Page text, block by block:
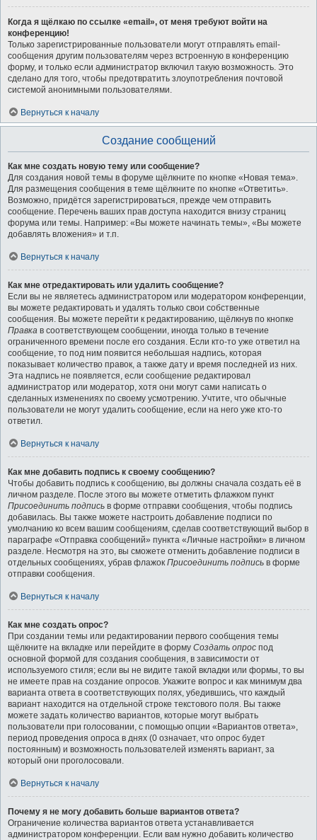
Когда я щёлкаю по ссылке «email», от меня требуют войти на
конференцию!
Только зарегистрированные пользователи могут отправлять email-
сообщения другим пользователям через встроенную в конференцию
форму, и только если администратор включил такую возможность. Это
сделано для того, чтобы предотвратить злоупотребления почтовой
системой анонимными пользователями.
Вернуться к началу
Создание сообщений
Как мне создать новую тему или сообщение?
Для создания новой темы в форуме щёлкните по кнопке «Новая тема».
Для размещения сообщения в теме щёлкните по кнопке «Ответить».
Возможно, придётся зарегистрироваться, прежде чем отправить
сообщение. Перечень ваших прав доступа находится внизу страниц
форума или темы. Например: «Вы можете начинать темы», «Вы можете
добавлять вложения» и т.п.
Вернуться к началу
Как мне отредактировать или удалить сообщение?
Если вы не являетесь администратором или модератором конференции,
вы можете редактировать и удалять только свои собственные
сообщения. Вы можете перейти к редактированию, щёлкнув по кнопке
Правка в соответствующем сообщении, иногда только в течение
ограниченного времени после его создания. Если кто-то уже ответил на
сообщение, то под ним появится небольшая надпись, которая
показывает количество правок, а также дату и время последней из них.
Эта надпись не появляется, если сообщение редактировал
администратор или модератор, хотя они могут сами написать о
сделанных изменениях по своему усмотрению. Учтите, что обычные
пользователи не могут удалить сообщение, если на него уже кто-то
ответил.
Вернуться к началу
Как мне добавить подпись к своему сообщению?
Чтобы добавить подпись к сообщению, вы должны сначала создать её в
личном разделе. После этого вы можете отметить флажком пункт
Присоединить подпись в форме отправки сообщения, чтобы подпись
добавилась. Вы также можете настроить добавление подписи по
умолчанию ко всем вашим сообщениям, сделав соответствующий выбор в
параграфе «Отправка сообщений» пункта «Личные настройки» в личном
разделе. Несмотря на это, вы сможете отменить добавление подписи в
отдельных сообщениях, убрав флажок Присоединить подпись в форме
отправки сообщения.
Вернуться к началу
Как мне создать опрос?
При создании темы или редактировании первого сообщения темы
щёлкните на вкладке или перейдите в форму Создать опрос под
основной формой для создания сообщения, в зависимости от
используемого стиля; если вы не видите такой вкладки или формы, то вы
не имеете прав на создание опросов. Укажите вопрос и как минимум два
варианта ответа в соответствующих полях, убедившись, что каждый
вариант находится на отдельной строке текстового поля. Вы также
можете задать количество вариантов, которые могут выбрать
пользователи при голосовании, с помощью опции «Вариантов ответа»,
период проведения опроса в днях (0 означает, что опрос будет
постоянным) и возможность пользователей изменять вариант, за
который они проголосовали.
Вернуться к началу
Почему я не могу добавить больше вариантов ответа?
Ограничение количества вариантов ответа устанавливается
администратором конференции. Если вам нужно добавить количество